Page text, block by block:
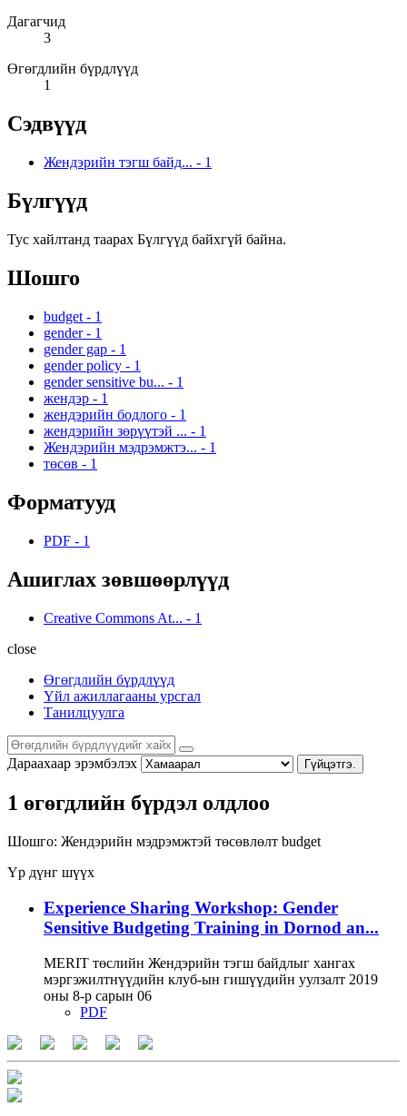
Дагагчид
3
Өгөгдлийн бүрдлүүд
1
Сэдвүүд
Жендэрийн тэгш байд... - 1
Бүлгүүд
Тус хайлтанд таарах Бүлгүүд байхгүй байна.
Шошго
budget - 1
gender - 1
gender gap - 1
gender policy - 1
gender sensitive bu... - 1
жендэр - 1
жендэрийн бодлого - 1
жендэрийн зөрүүтэй ... - 1
Жендэрийн мэдрэмжтэ... - 1
төсөв - 1
Форматууд
PDF - 1
Ашиглах зөвшөөрлүүд
Creative Commons At... - 1
close
Өгөгдлийн бүрдлүүд
Үйл ажиллагааны урсгал
Танилцуулга
Дараахаар эрэмбэлэх Гүйцэтгэ.
1 өгөгдлийн бүрдэл олдлоо
Шошго: Жендэрийн мэдрэмжтэй төсөвлөлт budget
Үр дүнг шүүх
Experience Sharing Workshop: Gender
Sensitive Budgeting Training in Dornod an...
MERIT төслийн Жендэрийн тэгш байдлыг хангах
мэргэжилтнүүдийн клуб-ын гишүүдийн уулзалт 2019
оны 8-р сарын 06
PDF